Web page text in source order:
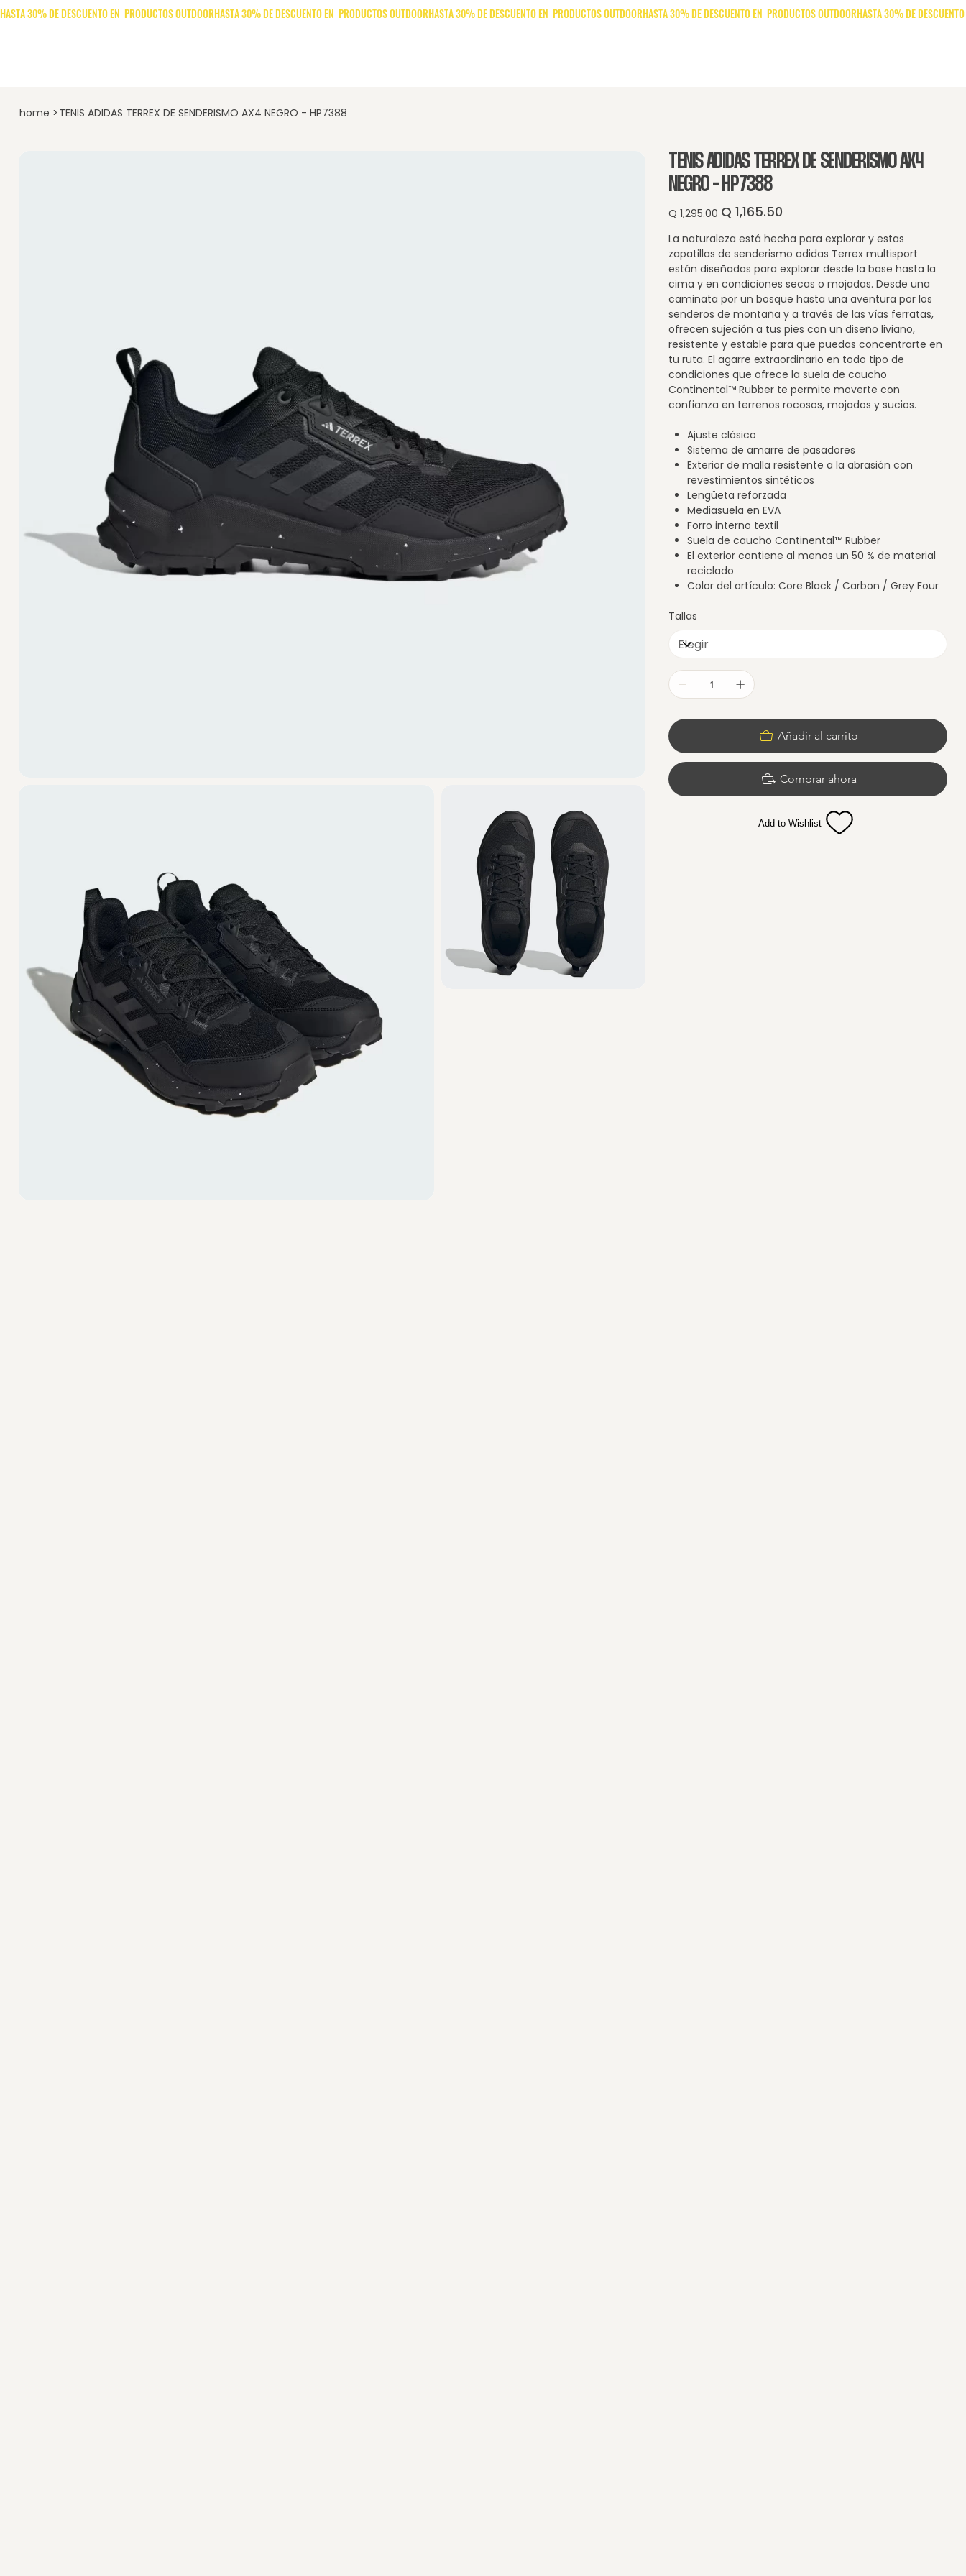
home > TENIS ADIDAS TERREX DE SENDERISMO AX4 NEGRO - HP7388
TENIS ADIDAS TERREX DE SENDERISMO AX4
NEGRO - HP7388
Precio
original
Q 1,295.00 Precio
de
Q 1,165.50
La naturaleza está hecha para explorar y estas
zapatillas de senderismo adidas Terrex multisport
están diseñadas para explorar desde la base hasta la
cima y en condiciones secas o mojadas. Desde una
caminata por un bosque hasta una aventura por los
senderos de montaña y a través de las vías ferratas,
ofrecen sujeción a tus pies con un diseño liviano,
resistente y estable para que puedas concentrarte en
tu ruta. El agarre extraordinario en todo tipo de
condiciones que ofrece la suela de caucho
Continental™ Rubber te permite moverte con
confianza en terrenos rocosos, mojados y sucios.
Ajuste clásico
Sistema de amarre de pasadores
Exterior de malla resistente a la abrasión con
revestimientos sintéticos
Lengüeta reforzada
Mediasuela en EVA
Forro interno textil
Suela de caucho Continental™ Rubber
El exterior contiene al menos un 50 % de material
reciclado
Color del artículo: Core Black / Carbon / Grey Four
Tallas
Añadir al carrito
Comprar ahora
Add to Wishlist